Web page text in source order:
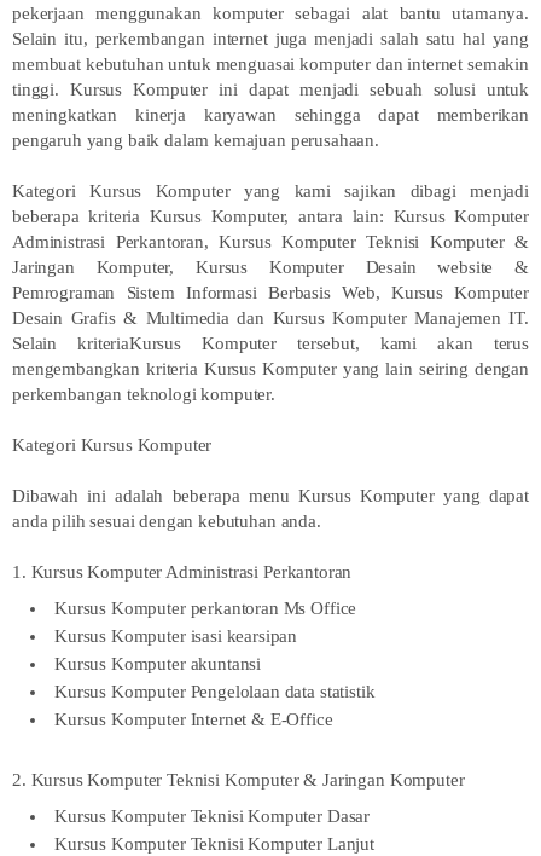
pekerjaan menggunakan komputer sebagai alat bantu utamanya.
Selain itu, perkembangan internet juga menjadi salah satu hal yang
membuat kebutuhan untuk menguasai komputer dan internet semakin
tinggi. Kursus Komputer ini dapat menjadi sebuah solusi untuk
meningkatkan kinerja karyawan sehingga dapat memberikan
pengaruh yang baik dalam kemajuan perusahaan.
Kategori Kursus Komputer yang kami sajikan dibagi menjadi
beberapa kriteria Kursus Komputer, antara lain: Kursus Komputer
Administrasi Perkantoran, Kursus Komputer Teknisi Komputer &
Jaringan Komputer, Kursus Komputer Desain website &
Pemrograman Sistem Informasi Berbasis Web, Kursus Komputer
Desain Grafis & Multimedia dan Kursus Komputer Manajemen IT.
Selain kriteriaKursus Komputer tersebut, kami akan terus
mengembangkan kriteria Kursus Komputer yang lain seiring dengan
perkembangan teknologi komputer.
Kategori Kursus Komputer
Dibawah ini adalah beberapa menu Kursus Komputer yang dapat
anda pilih sesuai dengan kebutuhan anda.
1. Kursus Komputer Administrasi Perkantoran
Kursus Komputer perkantoran Ms Office
Kursus Komputer isasi kearsipan
Kursus Komputer akuntansi
Kursus Komputer Pengelolaan data statistik
Kursus Komputer Internet & E-Office
2. Kursus Komputer Teknisi Komputer & Jaringan Komputer
Kursus Komputer Teknisi Komputer Dasar
Kursus Komputer Teknisi Komputer Lanjut